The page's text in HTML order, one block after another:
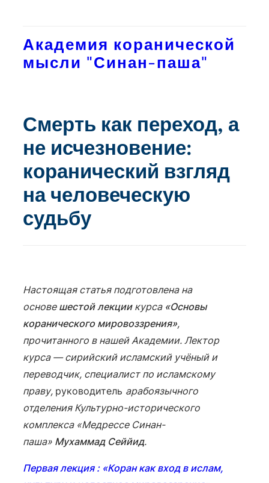
содержимому
Академия коранической
мысли "Синан-паша"
Смерть как переход, а
не исчезновение:
коранический взгляд
на человеческую
судьбу
Настоящая статья подготовлена на
основе шестой лекциикурса «Основы
коранического мировоззрения»,
прочитанного в нашей Академии. Лектор
курса — сирийский исламский учёный и
переводчик, специалист по исламскому
праву, руководитель арабоязычного
отделения Культурно-исторического
комплекса «Медрессе Синан-
паша» Мухаммад Сеййид.
Первая лекция : «Коран как вход в ислам,